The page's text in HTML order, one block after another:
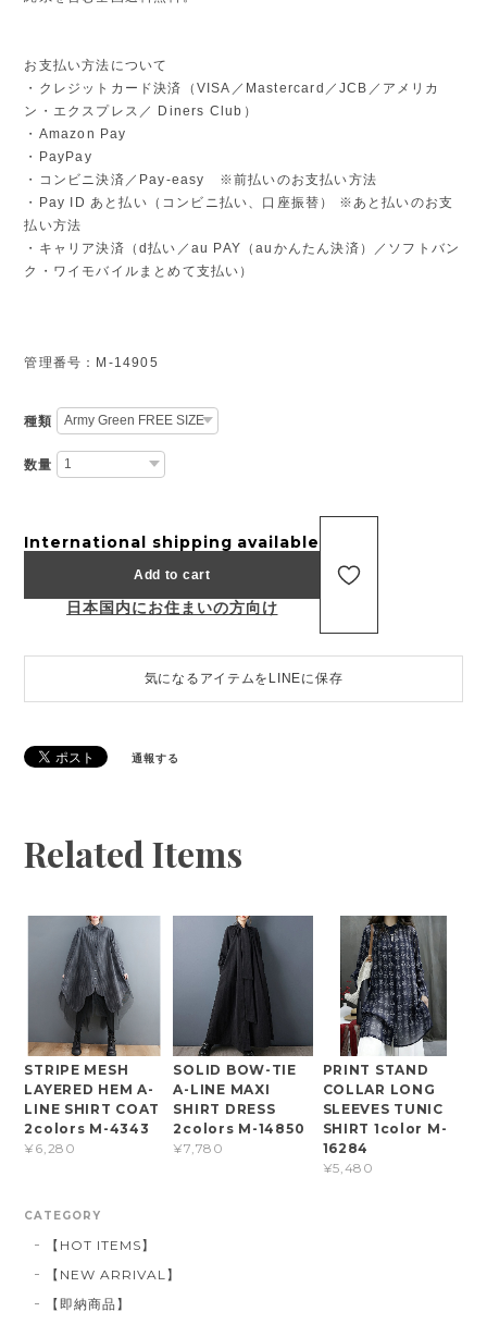
お支払い方法について
・クレジットカード決済（VISA／Mastercard／JCB／アメリカ
ン・エクスプレス／ Diners Club）
・Amazon Pay
・PayPay
・コンビニ決済／Pay-easy ※前払いのお支払い方法
・Pay ID あと払い（コンビニ払い、口座振替） ※あと払いのお支
払い方法
・キャリア決済（d払い／au PAY（auかんたん決済）／ソフトバン
ク・ワイモバイルまとめて支払い）
管理番号：M-14905
種類
数量
International shipping available
Add to cart
日本国内にお住まいの方向け
気になるアイテムをLINEに保存
通報する
Related Items
STRIPE MESH
LAYERED HEM A-
LINE SHIRT COAT
2colors M-4343
¥6,280
SOLID BOW-TIE
A-LINE MAXI
SHIRT DRESS
2colors M-14850
¥7,780
PRINT STAND
COLLAR LONG
SLEEVES TUNIC
SHIRT 1color M-
16284
¥5,480
CATEGORY
【HOT ITEMS】
【NEW ARRIVAL】
【即納商品】